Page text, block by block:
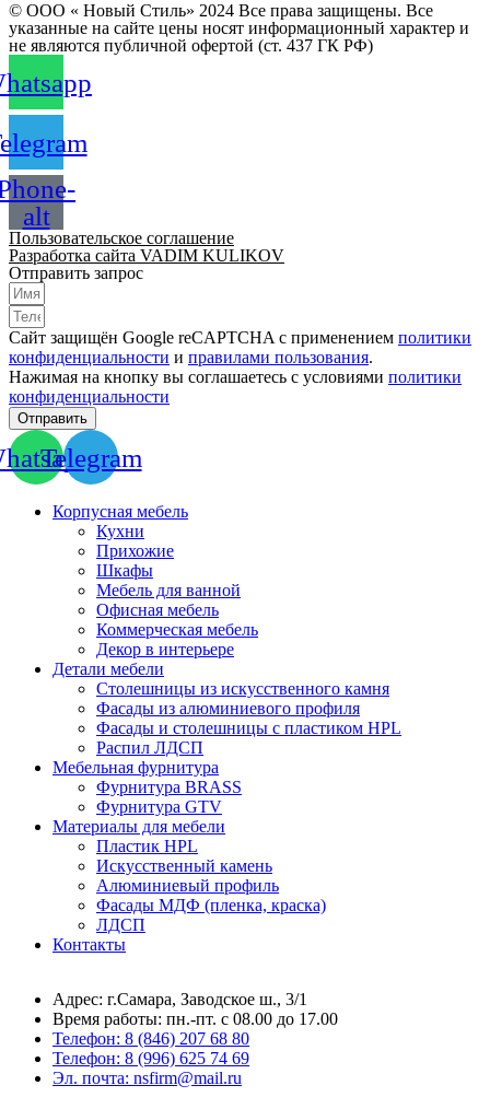
© ООО « Новый Стиль» 2024 Все права защищены. Все
указанные на сайте цены носят информационный характер и
не являются публичной офертой (ст. 437 ГК РФ)
alt
Пользовательское соглашение
Разработка сайта VADIM KULIKOV
Отправить запрос
Сайт защищён Google reCAPTCHA с применением политики
конфиденциальности и правилами пользования.
Нажимая на кнопку вы соглашаетесь с условиями политики
конфиденциальности
Отправить
Telegram
Корпусная мебель
Кухни
Прихожие
Шкафы
Мебель для ванной
Офисная мебель
Коммерческая мебель
Декор в интерьере
Детали мебели
Столешницы из искусственного камня
Фасады из алюминиевого профиля
Фасады и столешницы с пластиком HPL
Распил ЛДСП
Мебельная фурнитура
Фурнитура BRASS
Фурнитура GTV
Материалы для мебели
Пластик HPL
Искусственный камень
Алюминиевый профиль
Фасады МДФ (пленка, краска)
ЛДСП
Контакты
Адрес: г.Самара, Заводское ш., 3/1
Время работы: пн.-пт. с 08.00 до 17.00
Телефон: 8 (846) 207 68 80
Телефон: 8 (996) 625 74 69
Эл. почта: nsfirm@mail.ru